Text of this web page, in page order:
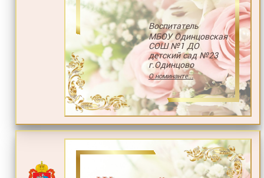
Воспитатель
МБОУ Одинцовская
СОШ №1 ДО
детский сад №23
г.Одинцово
О номинанте...